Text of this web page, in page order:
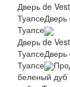
Дверь de
ТуапсеДверь
Туапсе
Дверь de
Туапсе
Туапсе
беленый дуб